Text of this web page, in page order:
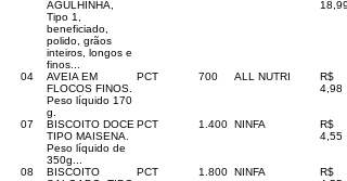
AGULHINHA,
Tipo 1,
beneficiado,
polido, grãos
inteiros, longos e
finos...
18,99
04
AVEIA EM
FLOCOS FINOS.
Peso líquido 170
g.
PCT 700 ALL NUTRI
R$
4,98
07
BISCOITO DOCE
TIPO MAISENA.
Peso líquido de
350g...
PCT 1.400 NINFA
R$
4,55
08
BISCOITO
PCT 1.800 NINFA
R$